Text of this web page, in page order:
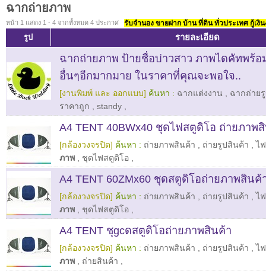
ฉากถ่ายภาพ
หน้า 1 แสดง 1 - 4 จากทั้งหมด 4 ประกาศ รับจำนอง ขายฝาก บ้าน ที่ดิน ทั่วประเทศ กู้เงิ
รูป รายละเอียด
ฉากถ่ายภาพ ป้ายชื่อบ่าวสาว ภาพไดคัทพร้อ
อื่นๆอีกมากมาย ในราคาที่คุณจะพอใจ..
[งานพิมพ์ และ ออกแบบ] ค้นหา : ฉากแต่งงาน
ฉากถ่าย
ราคาถูก
standy
A4 TENT 40BWx40 ชุดไฟสตูดิโอ ถ่ายภาพ
[กล้องวงจรปิด] ค้นหา : ถ่ายภาพสินค้า ถ่ายรูปสินค้า ,ไ
ภาพ
ชุดไฟสตูดิโอ
A4 TENT 60ZMx60 ชุดสตูดิโอถ่ายภาพสินค้
[กล้องวงจรปิด] ค้นหา : ถ่ายภาพสินค้า ถ่ายรูปสินค้า ,ไ
ภาพ
ชุดไฟสตูดิโอ
A4 TENT ชุgcดสตูดิโอถ่ายภาพสินค้า
[กล้องวงจรปิด] ค้นหา : ถ่ายภาพสินค้า ถ่ายรูปสินค้า ,ไ
ภาพ
ถ่ายสินค้า